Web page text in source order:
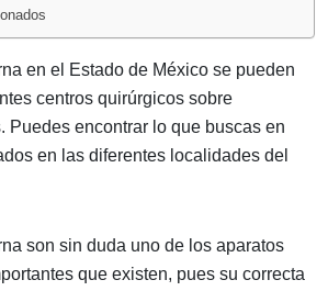
en el Estado de México se pueden
centros quirúrgicos sobre
Puedes encontrar lo que buscas en
en las diferentes localidades del
son sin duda uno de los aparatos
que existen, pues su correcta